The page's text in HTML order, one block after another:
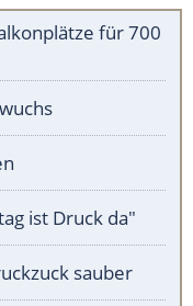
für 700
ist Druck da"
sauber